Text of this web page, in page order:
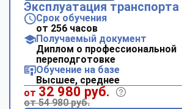
Эксплуатация транспорта
Срок обучения
от 256 часов
Получаемый документ
Диплом о профессиональной
переподготовке
Обучение на базе
Высшее, среднее
от 32 980 руб.
от 54 980 руб.
Telegram
Vkontakte
Max